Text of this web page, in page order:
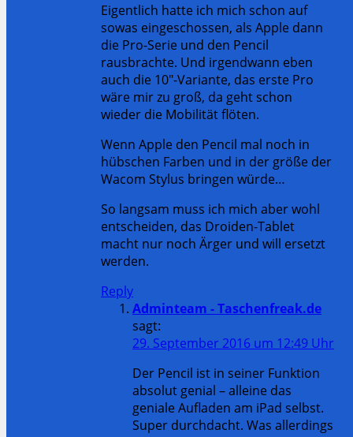
Eigentlich hatte ich mich schon auf
sowas eingeschossen, als Apple dann
die Pro-Serie und den Pencil
rausbrachte. Und irgendwann eben
auch die 10″-Variante, das erste Pro
wäre mir zu groß, da geht schon
wieder die Mobilität flöten.
Wenn Apple den Pencil mal noch in
hübschen Farben und in der größe der
Wacom Stylus bringen würde…
So langsam muss ich mich aber wohl
entscheiden, das Droiden-Tablet
macht nur noch Ärger und will ersetzt
werden.
Reply
Adminteam - Taschenfreak.de
sagt:
29. September 2016 um 12:49 Uhr
Der Pencil ist in seiner Funktion
absolut genial – alleine das
geniale Aufladen am iPad selbst.
Super durchdacht. Was allerdings